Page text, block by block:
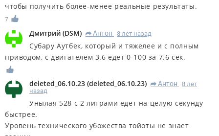
чтобы получить более-менее реальные результаты.
7
Дмитрий (DSM) R Антон 8 лет назад
Субару Аутбек, который и тяжелее и с полным
приводом, с двигателем 3.6 едет 0-100 за 7.6 сек.
deleted_06.10.23 (deleted_06.10.23) R Антон
8 лет
назад
Унылая 528 с 2 литрами едет на целую секунду
быстрее.
Уровень технического убожества тойоты не знает